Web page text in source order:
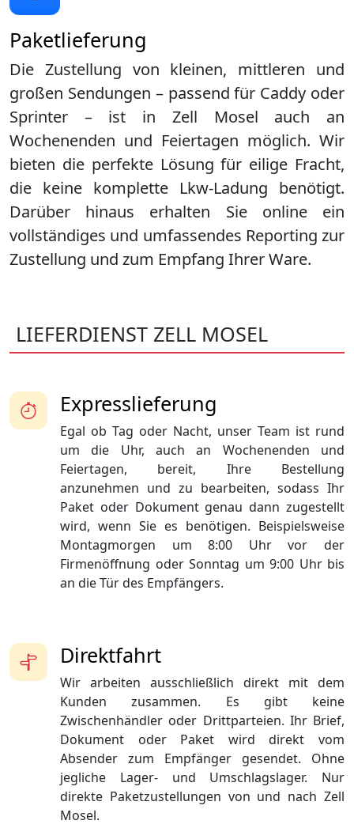
Paketlieferung
Die Zustellung von kleinen, mittleren und
großen Sendungen – passend für Caddy oder
Sprinter – ist in Zell Mosel auch an
Wochenenden und Feiertagen möglich. Wir
bieten die perfekte Lösung für eilige Fracht,
die keine komplette Lkw-Ladung benötigt.
Darüber hinaus erhalten Sie online ein
vollständiges und umfassendes Reporting zur
Zustellung und zum Empfang Ihrer Ware.
LIEFERDIENST ZELL MOSEL
Direktfahrt
Wir arbeiten ausschließlich direkt mit dem
Kunden zusammen. Es gibt keine
Zwischenhändler oder Drittparteien. Ihr Brief,
Dokument oder Paket wird direkt vom
Absender zum Empfänger gesendet. Ohne
jegliche Lager- und Umschlagslager. Nur
direkte Paketzustellungen von und nach Zell
Mosel.
Expresslieferung
Egal ob Tag oder Nacht, unser Team ist rund
um die Uhr, auch an Wochenenden und
Feiertagen, bereit, Ihre Bestellung
anzunehmen und zu bearbeiten, sodass Ihr
Paket oder Dokument genau dann zugestellt
wird, wenn Sie es benötigen. Beispielsweise
Montagmorgen um 8:00 Uhr vor der
Firmenöffnung oder Sonntag um 9:00 Uhr bis
an die Tür des Empfängers.